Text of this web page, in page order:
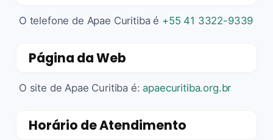
O telefone de Apae Curitiba é +55 41 3322-9339
Página da Web
O site de Apae Curitiba é:apaecuritiba.org.br
Horário de Atendimento